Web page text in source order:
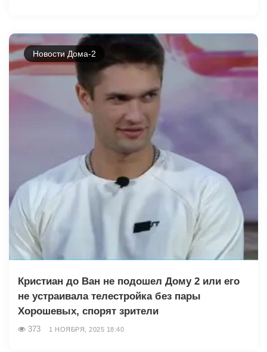
Новости Дома-2
Кристиан до Ван не подошел Дому 2 или его
не устраивала телестройка без пары
Хорошевых, спорят зрители
373 1 НОЯБРЯ, 2025 18:40